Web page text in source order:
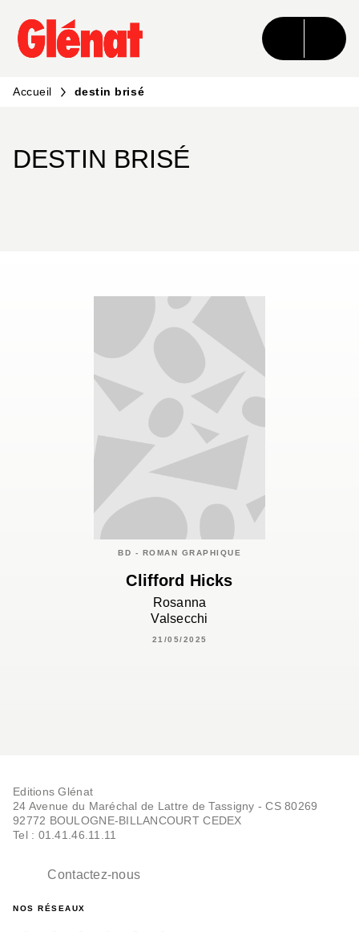
MENU RECHERCHE CONTENU
PIED DE PAGE
Accueil destin brisé
DESTIN BRISÉ
BD - ROMAN GRAPHIQUE
Clifford Hicks
Rosanna
Valsecchi
21/05/2025
Editions Glénat
24 Avenue du Maréchal de Lattre de Tassigny - CS 80269
92772 BOULOGNE-BILLANCOURT CEDEX
Tel : 01.41.46.11.11
Contactez-nous
NOS RÉSEAUX